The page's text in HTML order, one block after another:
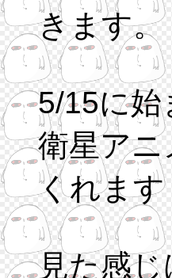
きます。
5/15に始
衛星ア
くれます
見た感